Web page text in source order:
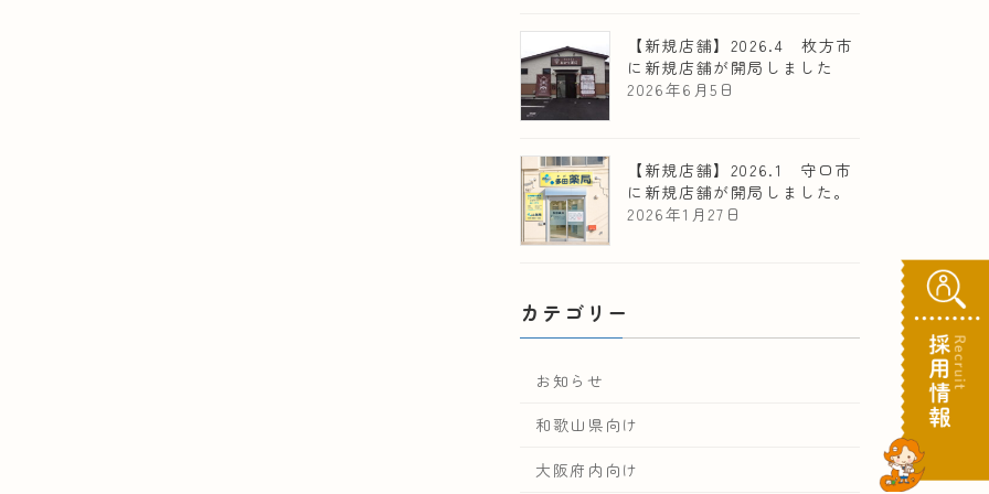
【新規店舗】2026.4 枚方市
に新規店舗が開局しました
2026年6月5日
【新規店舗】2026.1 守口市
に新規店舗が開局しました。
2026年1月27日
カテゴリー
お知らせ
和歌山県向け
大阪府内向け